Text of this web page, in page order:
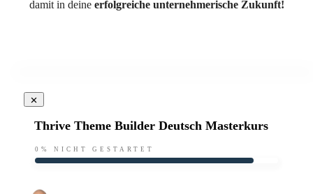
damit in deine erfolgreiche unternehmerische Zukunft!
Thrive Theme Builder Deutsch Masterkurs
0% NICHT GESTARTET